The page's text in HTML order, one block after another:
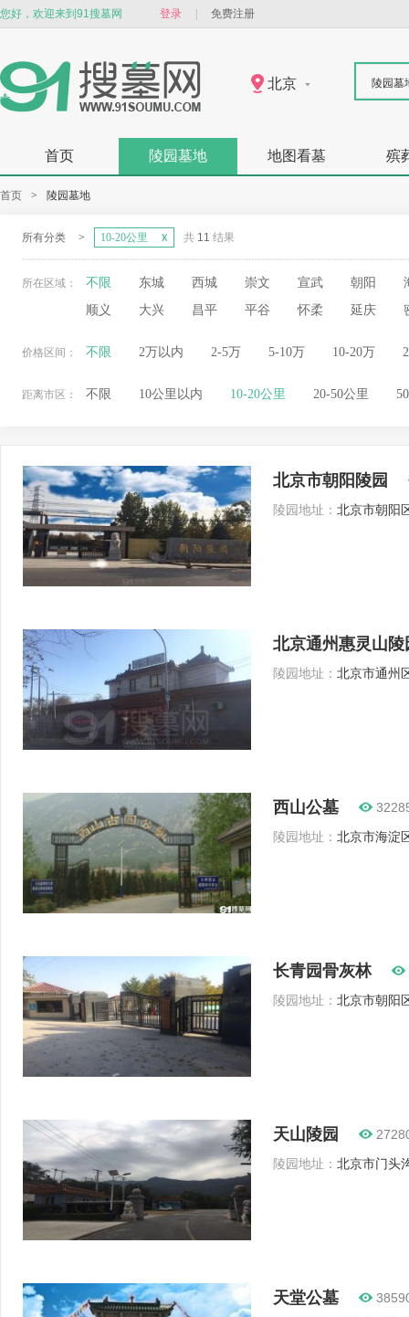
您好，欢迎来到91搜墓网 登录 免费注册
北京 陵园墓
首页 陵园墓地 地图看墓 殡
首页 > 陵园墓地
所有分类 > 10-20公里 共 11 结果
所在区域： 不限 东城 西城 崇文 宣武 朝阳
顺义
大兴 昌平 平谷 怀柔 延庆
价格区间： 不限 2万以内 2-5万 5-10万 10-20万
距离市区： 不限 10公里以内 10-20公里 20-50公里
北京市朝阳陵园
陵园地址： 北京市朝阳
北京通州惠灵山陵
陵园地址： 北京市通州
西山公墓
陵园地址： 北京市海淀
长青园骨灰林
陵园地址： 北京市朝阳
天山陵园
陵园地址： 北京市门头
天堂公墓